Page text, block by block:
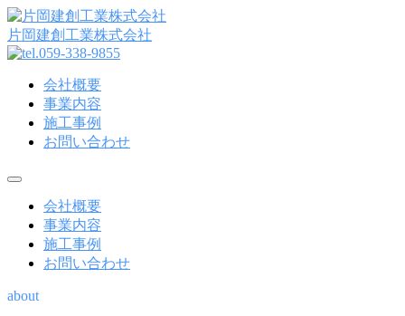
コ
ン
テ
プ
片岡建創工業株式会社
会社概要
事業内容
施工事例
お問い合わせ
メ
会社概要
事業内容
施工事例
お問い合わせ
about